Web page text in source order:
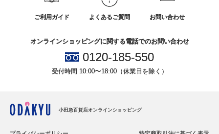
ご利用ガイド よくあるご質問 お問い合わせ
オンラインショッピングに関する電話でのお問い合わせ
0120-185-550
受付時間 10:00〜18:00（休業日を除く）
小田急百貨店オンラインショッピング